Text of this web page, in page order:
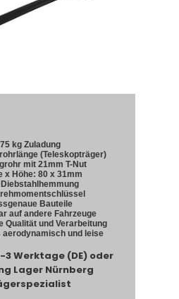
75 kg Zuladung
(Teleskopträger)
mit 21mm T-Nut
x Höhe: 80 x 31mm
Diebstahlhemmung
Bauteile
auf andere Fahrzeuge
Qualität und Verarbeitung
aerodynamisch und leise
3 Werktage (DE) oder
Lager Nürnberg